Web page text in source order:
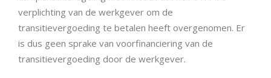
verplichting van de werkgever om de
transitievergoeding te betalen heeft overgenomen. Er
is dus geen sprake van voorfinanciering van de
transitievergoeding door de werkgever.